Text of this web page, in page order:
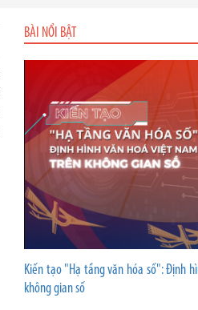
BÀI NỔI BẬT
Kiến tạo "Hạ tầng văn hóa số": Định
không gian số